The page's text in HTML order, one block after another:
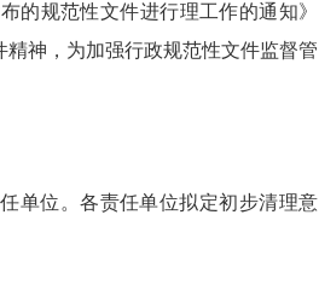
的规范性文件进行理工作的通知》
精神，为加强行政规范性文件监督管
单位。各责任单位拟定初步清理意